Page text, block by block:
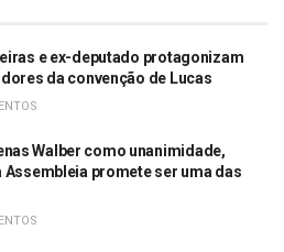
e ex-deputado protagonizam
da convenção de Lucas
Walber como unanimidade,
Assembleia promete ser uma das